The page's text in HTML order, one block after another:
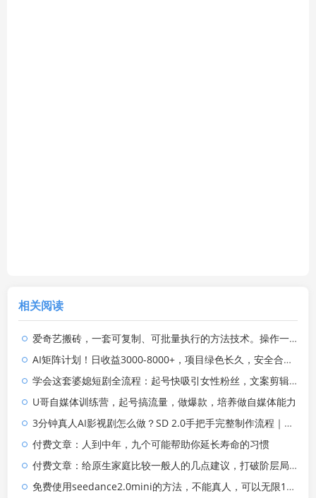
相关阅读
爱奇艺搬砖，一套可复制、可批量执行的方法技术。操作一个月，整年不用愁!
AI矩阵计划！日收益3000-8000+，项目绿色长久，安全合规靠谱，可批量放大。扶持工作室和分公司
学会这套婆媳短剧全流程：起号快吸引女性粉丝，文案剪辑视频制作一站式搞定，多种变现方式都可做
U哥自媒体训练营，起号搞流量，做爆款，培养做自媒体能力
3分钟真人AI影视剧怎么做？SD 2.0手把手完整制作流程｜Higgsfield 14天SD 2.0/2.5无限生成
付费文章：人到中年，九个可能帮助你延长寿命的习惯
付费文章：给原生家庭比较一般人的几点建议，打破阶层局限，实现个人与家族代际向上跃升
免费使用seedance2.0mini的方法，不能真人，可以无限10秒视频，9图+3音频参考